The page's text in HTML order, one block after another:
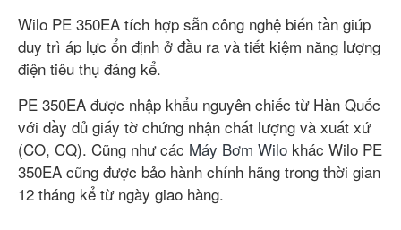
Wilo PE 350EA tích hợp sẵn công nghệ biến tần giúp
duy trì áp lực ổn định ở đầu ra và tiết kiệm năng lượng
điện tiêu thụ đáng kể.
PE 350EA được nhập khẩu nguyên chiếc từ Hàn Quốc
với đầy đủ giấy tờ chứng nhận chất lượng và xuất xứ
(CO, CQ). Cũng như các Máy Bơm Wilo khác Wilo PE
350EA cũng được bảo hành chính hãng trong thời gian
12 tháng kể từ ngày giao hàng.